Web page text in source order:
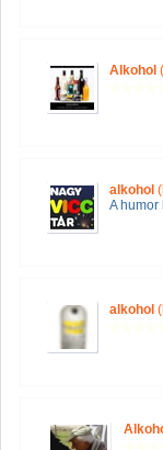
Alkohol
alkohol
A humor
alkohol